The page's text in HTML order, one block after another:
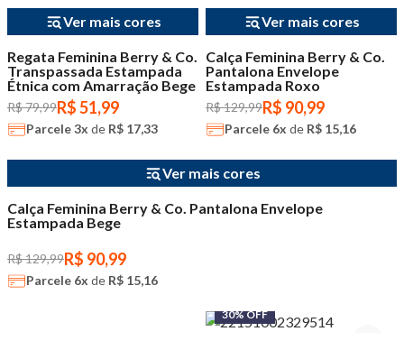
Ver mais cores
Regata Feminina Berry & Co.
Transpassada Estampada
Étnica com Amarração Bege
R$ 79,99R$ 51,99
Parcele3x de R$ 17,33
Ver mais cores
Calça Feminina Berry & Co.
Pantalona Envelope
Estampada Roxo
R$ 129,99R$ 90,99
Parcele 6x de R$ 15,16
Ver mais cores
Calça Feminina Berry & Co. Pantalona Envelope
Estampada Bege
R$ 129,99R$ 90,99
Parcele 6x de R$ 15,16
30% OFF